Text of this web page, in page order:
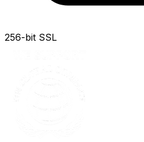
256-bit SSL